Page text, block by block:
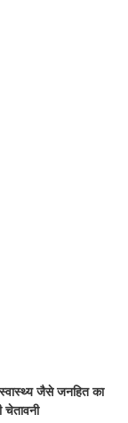
स्वास्थ्य जैसे जनहित का
चेतावनी